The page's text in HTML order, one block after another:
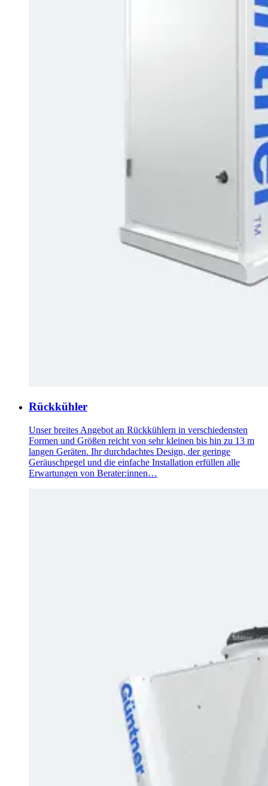
Rückkühler
Unser breites Angebot an Rückkühlern in verschiedensten
Formen und Größen reicht von sehr kleinen bis hin zu 13 m
langen Geräten. Ihr durchdachtes Design, der geringe
Geräuschpegel und die einfache Installation erfüllen alle
Erwartungen von Berater:innen…